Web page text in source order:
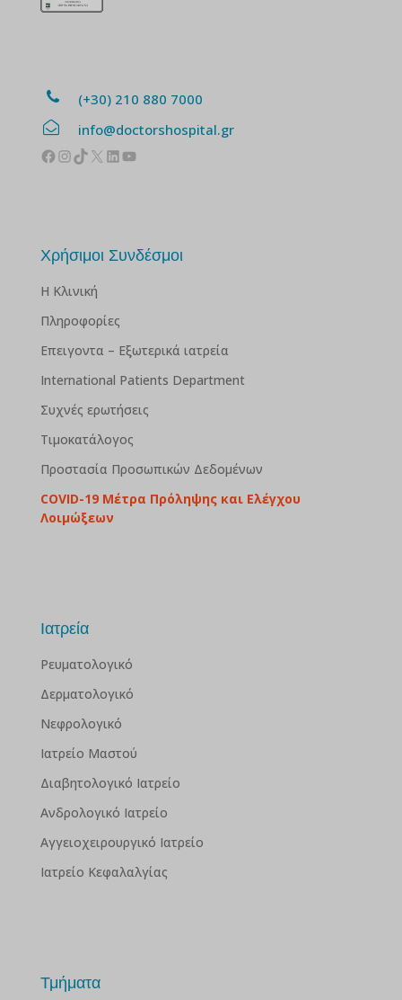
(+30) 210 880 7000
info@doctorshospital.gr
Facebook
Instagram
TikTok
X Linkedin
YouTube
Χρήσιμοι Συνδέσμοι
Η Κλινική
Πληροφορίες
Επειγοντα – Εξωτερικά ιατρεία
International Patients Department
Συχνές ερωτήσεις
Τιμοκατάλογος
Προστασία Προσωπικών Δεδομένων
COVID-19 Μέτρα Πρόληψης και Ελέγχου
Λοιμώξεων
Ιατρεία
Ρευματολογικό
Δερματολογικό
Νεφρολογικό
Ιατρείο Μαστού
Διαβητολογικό Ιατρείο
Ανδρολογικό Ιατρείο
Αγγειοχειρουργικό Ιατρείο
Ιατρείο Κεφαλαλγίας
Τμήματα